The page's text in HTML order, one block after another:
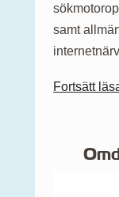
samt
Fortsätt